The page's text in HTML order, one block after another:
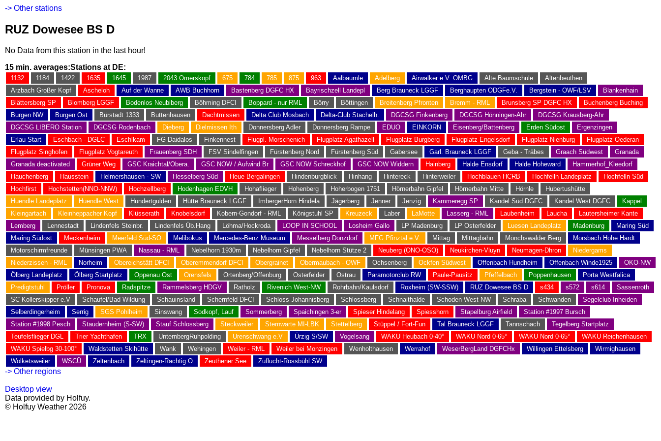
-> Other stations
RUZ Dowesee BS D
No Data from this station in the last hour!
15 min. averages:Stations at DE:
1132 1184 1422 1635 1645 1987 2043 Omerskopf 675 784 785 875 963 Aalbäumle Adelberg Airwalker e.V. OMBG Alte Baumschule
Altenbeuthen
Arzbach Großer Kopf
Ascheloh Auf der Wanne AWB Buchhorn Bastenberg DGFC HX Bayrischzell Landepl Berg Brauneck LGGF Berghaupten ODGFe.V. Bergstein - OWF/LSV
Blankenhain
Blättersberg SP
Blomberg LGGF Bodenlos Neubiberg Böhming DFCI Boppard - nur RML Börry Böttingen Breitenberg Pfronten Bremm - RML Brunsberg SP DGFC HX
Buchenberg Buching
Burgen NW
Burgen Ost Bürstadt 1333 Buttenhausen Dachtmissen Delta Club Mosbach Delta-Club Stachelh. DGCSG Finkenberg DGCSG Hönningen-Ahr
DGCSG Krausberg-Ahr
DGCSG LIBERO Station
DGCSG Rodenbach Dieberg Dielmissen Ith Donnersberg Adler Donnersberg Rampe EDUO EINKORN Eisenberg/Battenberg Erden Südost
Ergenzingen
Erlau Start
Eschbach - DGLC Eschlkam FG Daidalos Finkennest Flugpl. Morschenich Flugplatz Agathazell Flugplatz Burgberg Flugplatz Engelsdorf Flugplatz Nienburg
Flugplatz Oederan
Flugplatz Singhofen
Flugplatz Vogtareuth Frauenberg SDH FSV Sindelfingen Fürstenberg Nord Fürstenberg Süd Gabersee Garl. Brauneck LGGF Geba - Träbes Graach Südwest
Granada
Granada deactivated
Grüner Weg GSC Kraichtal/Obera. GSC NOW / Aufwind Br GSC NOW Schreckhof GSC NOW Widdern Hainberg Halde Ensdorf Halde Hoheward
Hammerhof_Kleedorf
Hauchenberg
Hausstein Helmershausen - SW Hesselberg Süd Heue Bergalingen Hindenburgblick Hinhang Hintereck Hinterweiler Hochblauen HCRB Hochfelln Landeplatz
Hochfelln Süd
Hochfirst
Hochstetten(NNO-NNW) Hochzellberg Hodenhagen EDVH Hohaflieger Hohenberg Hoherbogen 1751 Hörnerbahn Gipfel Hörnerbahn Mitte Hörnle
Hubertushütte
Huendle Landeplatz
Huendle West Hundertgulden Hütte Brauneck LGGF ImbergerHorn Hindela Jägerberg Jenner Jenzig Kammeregg SP Kandel Süd DGFC Kandel West DGFC
Kappel
Kleingartach
Kleinheppacher Kopf Klüsserath Knobelsdorf Kobern-Gondorf - RML Königstuhl SP Kreuzeck Laber LaMotte Lasserg - RML Laubenheim Laucha
Lautersheimer Kante
Lemberg
Lennestadt Lindenfels Steinbr. Lindenfels Üb.Hang Löhma/Hockroda LOOP IN SCHOOL Losheim Gallo LP Madenburg LP Osterfelder Luesen Landeplatz Madenburg
Maring Süd
Maring Südost
Meckenheim Meerfeld Süd-SO Melibokus Mercedes-Benz Museum Messelberg Donzdorf MFG Pfinztal e.V. Mittag Mittagbahn Mönchswalder Berg
Morsbach Hohe Hardt
Motorschirmfreunde
Münsingen PWA Nassau - RML Nebelhorn 1930m Nebelhorn Gipfel Nebelhorn Stütze 2 Neuberg (ONO-OSO) Neukirchen-Vluyn Neumagen-Dhron
Niedergams
Niederzissen - RML
Norheim Obereichstätt DFCI Oberemmendorf DFCI Obergrainet Obermaubach - OWF Ochsenberg Ockfen Südwest Offenbach Hundheim Offenbach Winde1925
OKO-NW
Ölberg Landeplatz
Ölberg Startplatz Oppenau Ost Orensfels Ortenberg/Offenburg Osterfelder Ostrau Paramotorclub RW Paule-Pausitz Pfeffelbach Poppenhausen
Porta Westfalica
Predigtstuhl
Pröller Pronova Radspitze Rammelsberg HDGV Ratholz Rivenich West-NW Rohrbahn/Kaulsdorf Roxheim (SW-SSW) RUZ Dowesee BS D s434 s572 s614
Sassenroth
SC Kollerskipper e.V
Schaufel/Bad Wildung Schauinsland Schernfeld DFCI Schloss Johannisberg Schlossberg Schnaithalde Schoden West-NW Schraba Schwanden
Segelclub Inheiden
Selberdingerheim
Serrig SGS Pohlheim Sinswang Sodkopf, Lauf Sommerberg Spaichingen 3-er Spieser Hindelang Spiesshorn Stapelburg Airfield
Station #1997 Bursch
Station #1998 Pesch
Staudernheim (S-SW) Stauf Schlossberg Steckweiler Sternwarte MI-LBK Stettelberg Stüppel / Fort-Fun Tal Brauneck LGGF Tannschach
Tegelberg Startplatz
Teufelsflieger DGL
Trier Yachthafen TRX UnternbergRuhpolding Urenschwang e.V Ürzig S/SW Vogelsang WAKU Heubach 0-40° WAKU Nord 0-65° WAKU Nord 0-65°
WAKU Reichenhausen
WAKU Spielbg 30-100°
Waldstetten Skihütte Wank Wehingen Weiler - RML Weiler bei Monzingen Wenholthausen Werrahof WeserBergLand DGFCHx Willingen Ettelsberg
Wirmighausen
Wolketsweiler
WSCÜ Zeltenbach Zeltingen-Rachtig O Zeuthener See Zuflucht-Rossbühl SW
-> Other regions
Desktop view
Data provided by Holfuy.
© Holfuy Weather 2026